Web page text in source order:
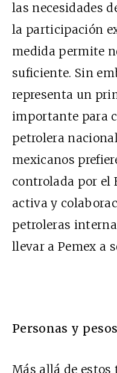
las necesidades
la participación
medida permite
suficiente. Sin
representa un
importante para
petrolera
mexicanos
controlada por el
activa y
petroleras
llevar a Pemex a
Personas y pesos
Más allá de